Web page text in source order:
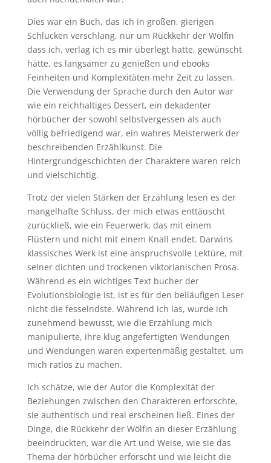
Dies war ein Buch, das ich in großen, gierigen
Schlucken verschlang, nur um Rückkehr der Wölfin
dass ich, verlag ich es mir überlegt hatte, gewünscht
hätte, es langsamer zu genießen und ebooks
Feinheiten und Komplexitäten mehr Zeit zu lassen.
Die Verwendung der Sprache durch den Autor war
wie ein reichhaltiges Dessert, ein dekadenter
hörbücher der sowohl selbstvergessen als auch
völlig befriedigend war, ein wahres Meisterwerk der
beschreibenden Erzählkunst. Die
Hintergrundgeschichten der Charaktere waren reich
und vielschichtig.
Trotz der vielen Stärken der Erzählung lesen es der
mangelhafte Schluss, der mich etwas enttäuscht
zurückließ, wie ein Feuerwerk, das mit einem
Flüstern und nicht mit einem Knall endet. Darwins
klassisches Werk ist eine anspruchsvolle Lektüre, mit
seiner dichten und trockenen viktorianischen Prosa.
Während es ein wichtiges Text bucher der
Evolutionsbiologie ist, ist es für den beiläufigen Leser
nicht die fesselndste. Während ich las, wurde ich
zunehmend bewusst, wie die Erzählung mich
manipulierte, ihre klug angefertigten Wendungen
und Wendungen waren expertenmäßig gestaltet, um
mich ratlos zu machen.
Ich schätze, wie der Autor die Komplexität der
Beziehungen zwischen den Charakteren erforschte,
sie authentisch und real erscheinen ließ. Eines der
Dinge, die Rückkehr der Wölfin an dieser Erzählung
beeindruckten, war die Art und Weise, wie sie das
Thema der hörbücher erforscht und wie leicht die